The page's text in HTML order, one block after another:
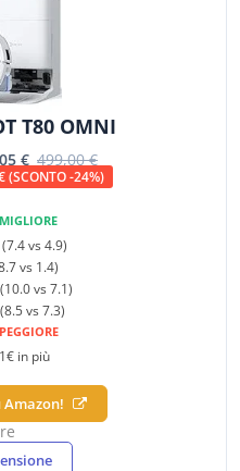
T80 OMNI
€ 499,00 €
(SCONTO -24%)
vs 4.9)
vs 1.4)
vs 7.1)
vs 7.3)
in più